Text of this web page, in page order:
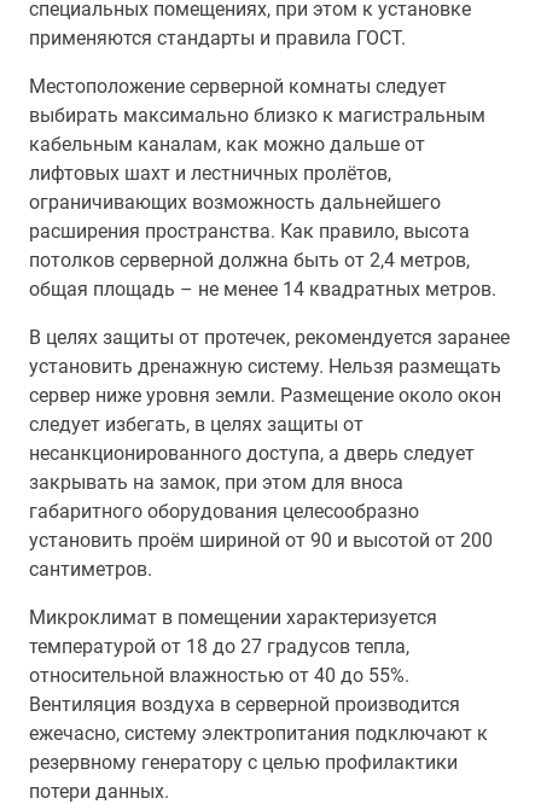
специальных помещениях, при этом к установке
применяются стандарты и правила ГОСТ.
Местоположение серверной комнаты следует
выбирать максимально близко к магистральным
кабельным каналам, как можно дальше от
лифтовых шахт и лестничных пролётов,
ограничивающих возможность дальнейшего
расширения пространства. Как правило, высота
потолков серверной должна быть от 2,4 метров,
общая площадь – не менее 14 квадратных метров.
В целях защиты от протечек, рекомендуется заранее
установить дренажную систему. Нельзя размещать
сервер ниже уровня земли. Размещение около окон
следует избегать, в целях защиты от
несанкционированного доступа, а дверь следует
закрывать на замок, при этом для вноса
габаритного оборудования целесообразно
установить проём шириной от 90 и высотой от 200
сантиметров.
Микроклимат в помещении характеризуется
температурой от 18 до 27 градусов тепла,
относительной влажностью от 40 до 55%.
Вентиляция воздуха в серверной производится
ежечасно, систему электропитания подключают к
резервному генератору с целью профилактики
потери данных.